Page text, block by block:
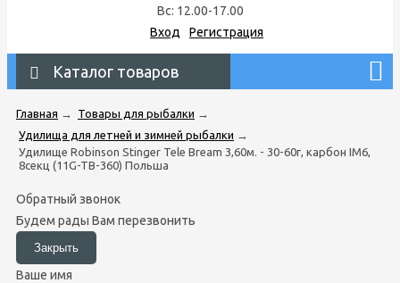
Вс: 12.00-17.00
Вход
Регистрация
Каталог товаров
Главная → Товары для рыбалки →
Удилища для летней и зимней рыбалки →
Удилище Robinson Stinger Tele Bream 3,60м. - 30-60г, карбон IM6,
8секц (11G-TB-360) Польша
Обратный звонок
Будем рады Вам перезвонить
Ваше имя